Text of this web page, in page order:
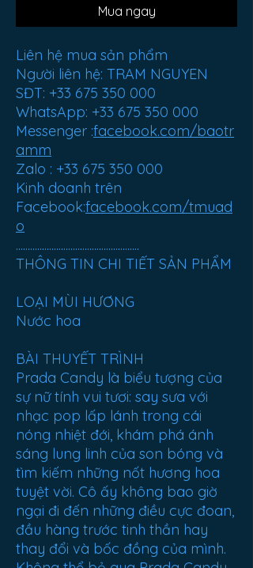
Mua ngay
Liên hệ mua sản phẩm
Người liên hệ: TRAM NGUYEN
SĐT: +33 675 350 000
WhatsApp: +33 675 350 000
Messenger :facebook.com/baotr
amm
Zalo : +33 675 350 000
Kinh doanh trên
Facebook:facebook.com/tmuad
o
....................................................
THÔNG TIN CHI TIẾT SẢN PHẨM
LOẠI MÙI HƯƠNG
Nước hoa
BÀI THUYẾT TRÌNH
Prada Candy là biểu tượng của
sự nữ tính vui tươi: say sưa với
nhạc pop lấp lánh trong cái
nóng nhiệt đới, khám phá ánh
sáng lung linh của son bóng và
tìm kiếm những nốt hương hoa
tuyệt vời. Cô ấy không bao giờ
ngại đi đến những điều cực đoan,
đầu hàng trước tinh thần hay
thay đổi và bốc đồng của mình.